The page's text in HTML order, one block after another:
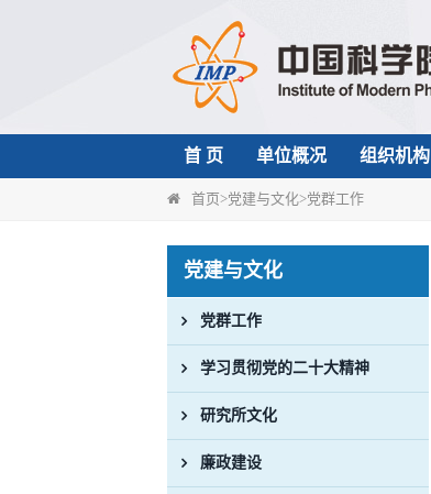
首 页 单位概况 组织机构
首页>党建与文化>党群工作
党建与文化
党群工作
学习贯彻党的二十大精神
研究所文化
廉政建设